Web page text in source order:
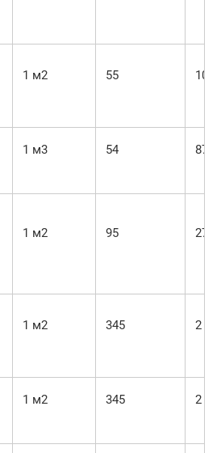
1 м2 55 10
1 м3 54 87
1 м2 95 27
1 м2 345 2
1 м2 345 2